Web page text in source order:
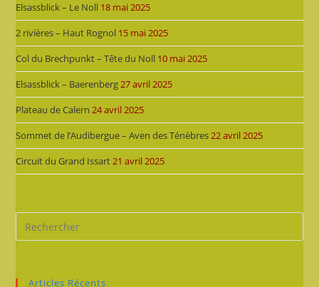
Elsassblick – Le Noll 18 mai 2025
2 rivières – Haut Rognol 15 mai 2025
Col du Brechpunkt – Tête du Noll 10 mai 2025
Elsassblick – Baerenberg27 avril 2025
Plateau de Calern 24 avril 2025
Sommet de l’Audibergue – Aven des Ténèbres22 avril 2025
Circuit du Grand Issart21 avril 2025
Articles Récents